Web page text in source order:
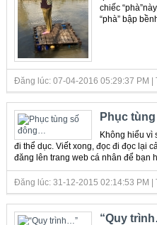
chiếc
“phà” bập
Đăng lúc: 07-04-2016 05:29:37 PM |
Phục
Không hiểu vì
đi thể dục. Viết xong, đọc đi đọc lại
đăng lên trang web cá nhân để bạn
Đăng lúc: 31-12-2015 02:14:53 PM |
“Quy